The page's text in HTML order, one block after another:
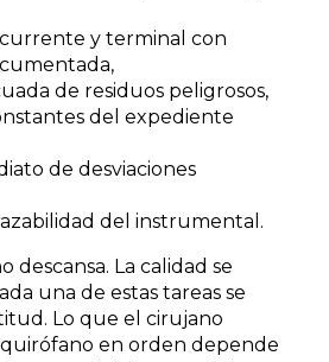
y terminal con
de residuos peligrosos,
del expediente
de desviaciones
del instrumental.
descansa. La calidad se
una de estas tareas se
Lo que el cirujano
en orden depende